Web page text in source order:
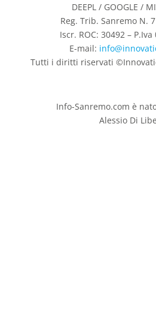
DEEPL / GOOGLE /
Reg. Trib. Sanremo N.
Iscr. ROC: 30492 – P.Iva
E-mail:
Tutti i diritti riservati
Info-Sanremo.com è
Alessio Di